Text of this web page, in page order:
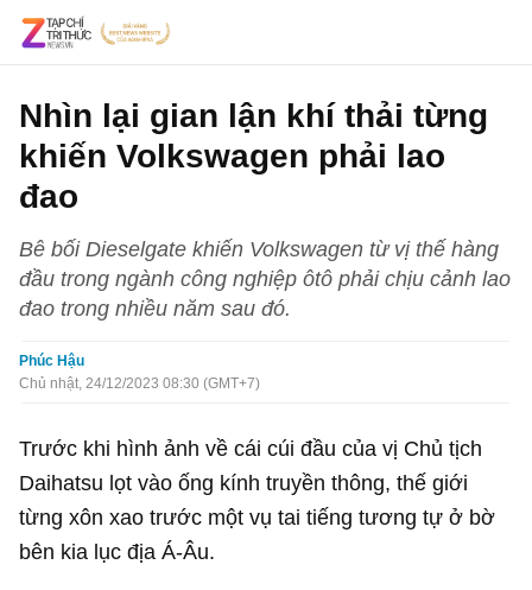
Nhìn lại gian lận khí thải từng
khiến Volkswagen phải lao
đao
Bê bối Dieselgate khiến Volkswagen từ vị thế hàng
đầu trong ngành công nghiệp ôtô phải chịu cảnh lao
đao trong nhiều năm sau đó.
Phúc Hậu
Chủ nhật, 24/12/2023 08:30 (GMT+7)
Trước khi hình ảnh về cái cúi đầu của vị Chủ tịch
Daihatsu lọt vào ống kính truyền thông, thế giới
từng xôn xao trước một vụ tai tiếng tương tự ở bờ
bên kia lục địa Á-Âu.